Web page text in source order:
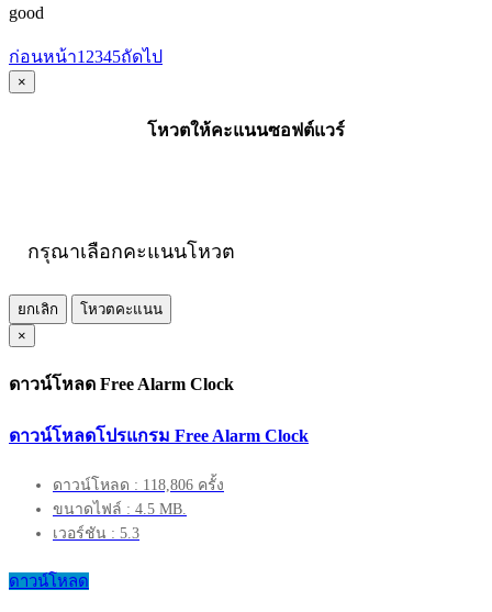
good
ก่อนหน้า1 2345ถัดไป
×
โหวตให้คะแนนซอฟต์แวร์
กรุณาเลือกคะแนนโหวต
ยกเลิก
โหวตคะแนน
×
ดาวน์โหลด Free Alarm Clock
ดาวน์โหลดโปรแกรม Free Alarm Clock
ดาวน์โหลด : 118,806 ครั้ง
ขนาดไฟล์ : 4.5 MB.
เวอร์ชัน : 5.3
ดาวน์โหลด